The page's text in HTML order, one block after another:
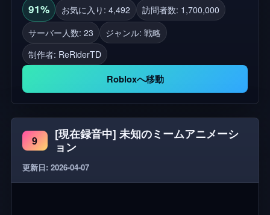
するのはあなた次第です! 🔥 ライダーを召喚してア
ップグレードしよう! ✨ 力強くユニークなライダー
ヒーローを集めて、戦うのを手伝おう! ⚔️ ライダー
のチームを率いて、敵の波、タワーディフェンスス
タイルから防御しよう! 💪 ユニットをレベルアップ
して、素晴らしい能力のロックを解除し、あなただ
けのユニークなチームを作ろう! 📱💻 **すべてのデ
バイス**でプレイして、友達と一緒に自分の領土を
守ろう! 🎁 無料VIPサーバーを含む特別なコードと報
酬のために、コミュニティに「いいね」して参加し
てください! ReRiderTd開発チームによって❤️を使っ
て作成されました 開発者: オーナー: @Minamo124
91% お気に入り: 4,492
訪問者数: 1,700,000
サーバー人数: 23
ジャンル: 戦略
制作者: ReRiderTD
Robloxへ移動
9
[現在録音中] 未知のミームアニメーシ
ョン
更新日: 2026-04-07